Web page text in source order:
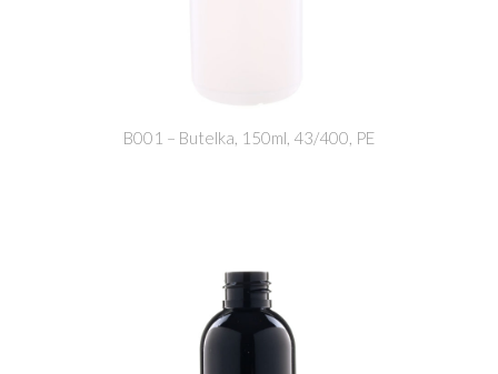
B001 – Butelka, 150ml, 43/400, PE